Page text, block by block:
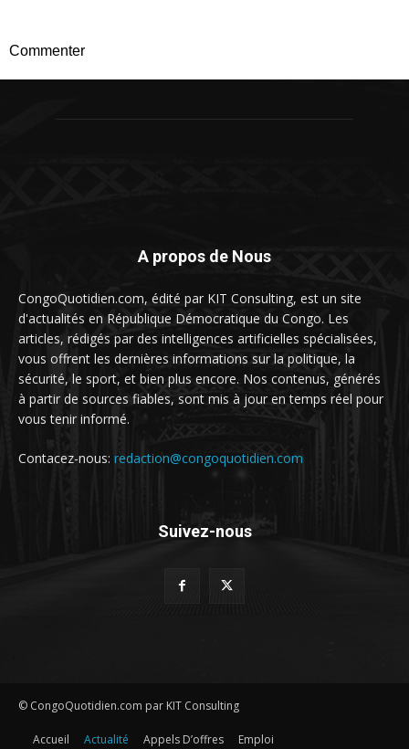
Commenter
A propos de Nous
CongoQuotidien.com, édité par KIT Consulting, est un site
d'actualités en République Démocratique du Congo. Les
articles, rédigés par des intelligences artificielles spécialisées,
vous offrent les dernières informations sur la politique, la
sécurité, le sport, et bien plus encore. Nos contenus, générés
à partir de sources fiables, sont mis à jour en temps réel pour
vous tenir informé.
Contacez-nous: redaction@congoquotidien.com
Suivez-nous
© CongoQuotidien.com par KIT Consulting
Accueil Actualité Appels D’offres Emploi